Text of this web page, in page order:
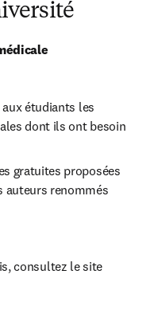
étudiants les
gratuites proposées
auteurs renommés
window